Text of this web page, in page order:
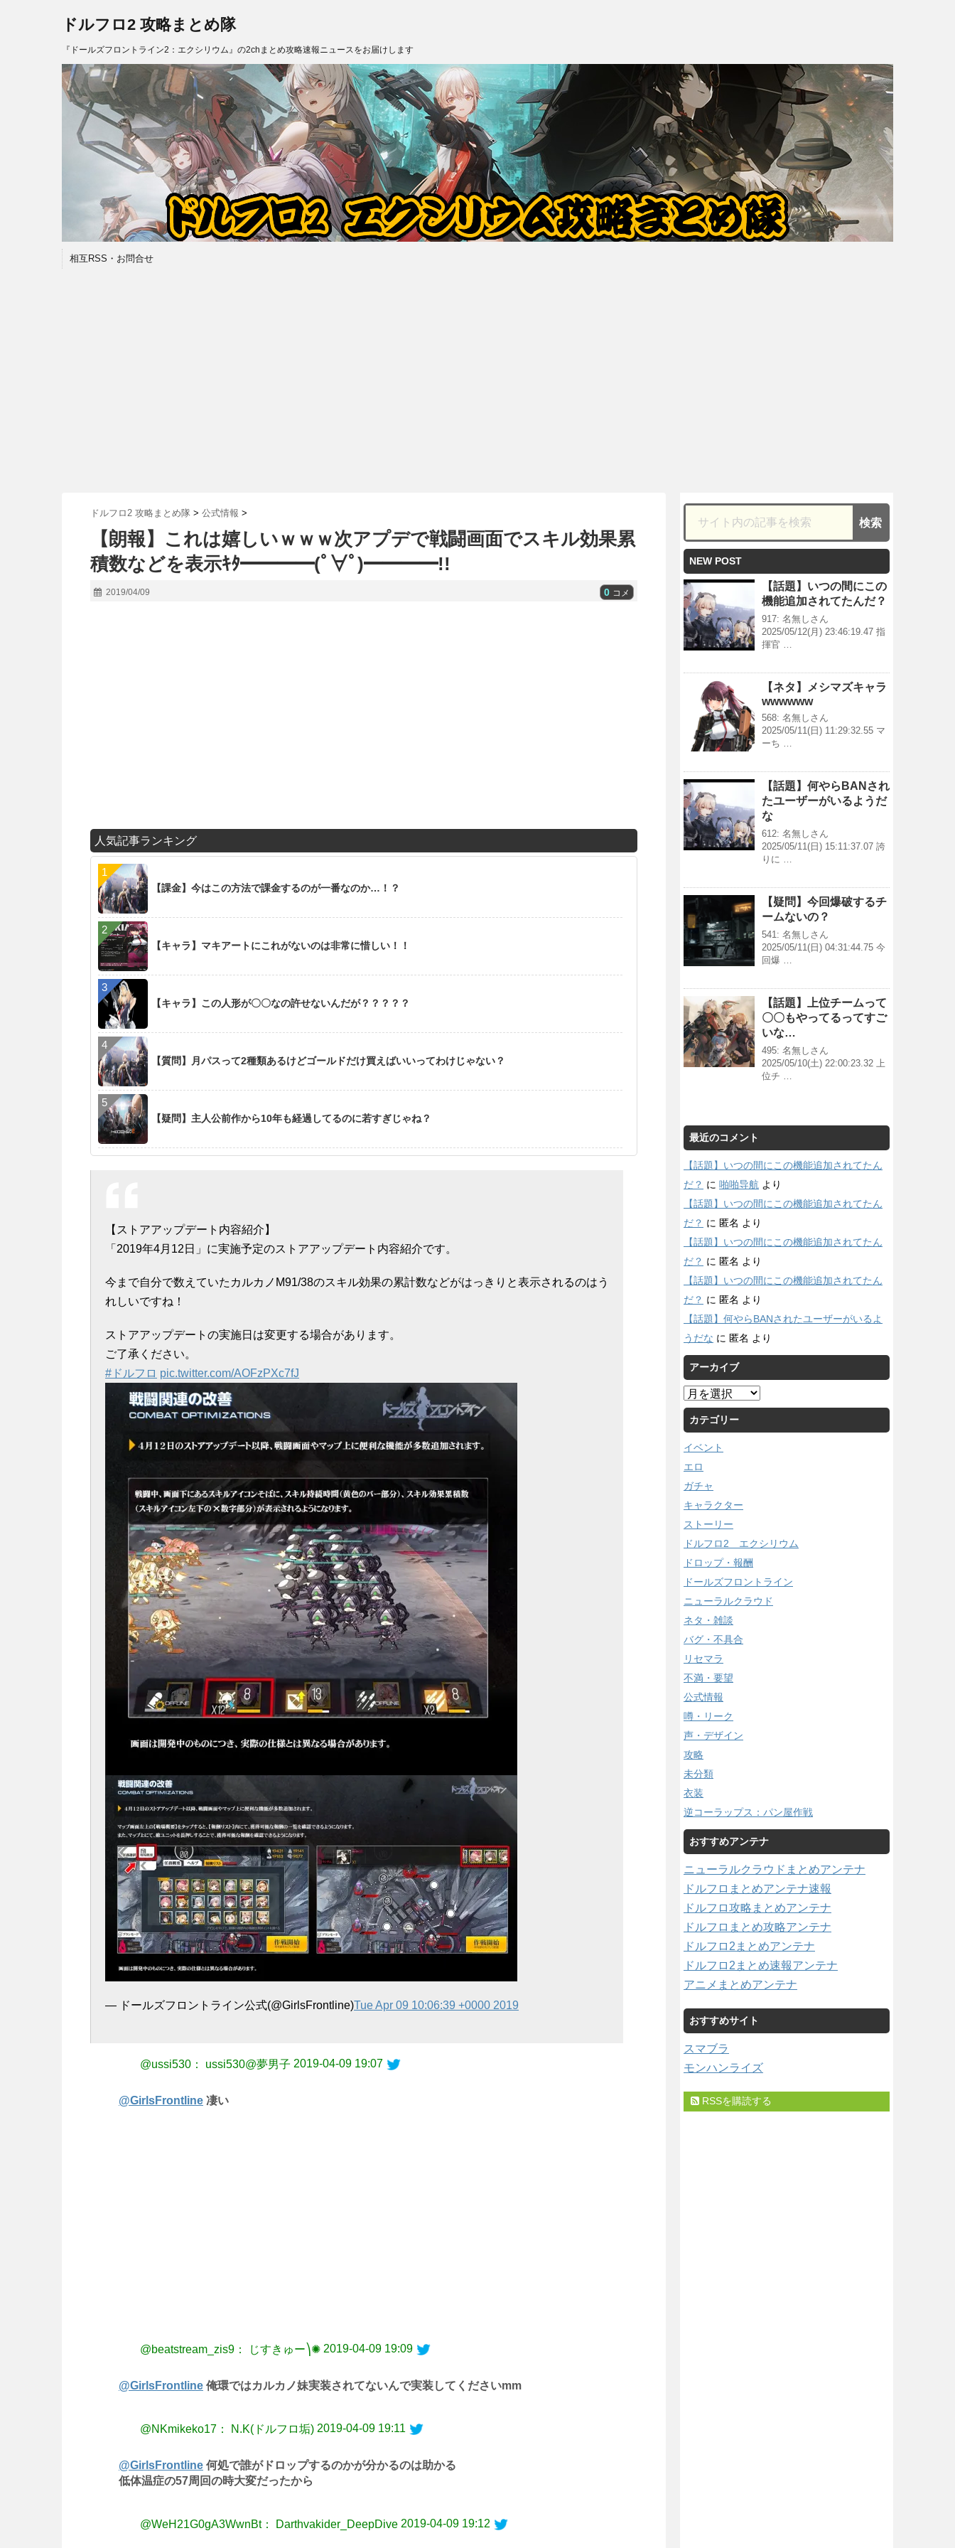
ドルフロ2 攻略まとめ隊
『ドールズフロントライン2：エクシリウム』の2chまとめ攻略速報ニュースをお届けします
相互RSS・お問合せ
ドルフロ2 攻略まとめ隊 > 公式情報 >
【朗報】これは嬉しいｗｗｗ次アプデで戦闘画面でスキル効果累
積数などを表示ｷﾀ━━━━(ﾟ∀ﾟ)━━━━!!
2019/04/09 0 コメ
人気記事ランキング
【課金】今はこの方法で課金するのが一番なのか…！？
【キャラ】マキアートにこれがないのは非常に惜しい！！
【キャラ】この人形が〇〇なの許せないんだが？？？？？
【質問】月パスって2種類あるけどゴールドだけ買えばいいってわけじゃない？
【疑問】主人公前作から10年も経過してるのに若すぎじゃね？
【ストアアップデート内容紹介】
「2019年4月12日」に実施予定のストアアップデート内容紹介です。
今まで自分で数えていたカルカノM91/38のスキル効果の累計数などがはっきりと表示されるのはう
れしいですね！
ストアアップデートの実施日は変更する場合があります。
ご了承ください。
#ドルフロ pic.twitter.com/AOFzPXc7fJ
— ドールズフロントライン公式(@GirlsFrontline)Tue Apr 09 10:06:39 +0000 2019
@ussi530： ussi530@夢男子 2019-04-09 19:07
@GirlsFrontline 凄い
@beatstream_zis9： じすきゅー⎞✺ 2019-04-09 19:09
@GirlsFrontline 俺環ではカルカノ妹実装されてないんで実装してくださいmm
@NKmikeko17： N.K(ドルフロ垢) 2019-04-09 19:11
@GirlsFrontline 何処で誰がドロップするのかが分かるのは助かる
低体温症の57周回の時大変だったから
@WeH21G0gA3WwnBt： Darthvakider_DeepDive 2019-04-09 19:12
NEW POST
【話題】いつの間にこの
機能追加されてたんだ？
917: 名無しさん
2025/05/12(月) 23:46:19.47 指
揮官 …
【ネタ】メシマズキャラ
wwwwww
568: 名無しさん
2025/05/11(日) 11:29:32.55 マ
ーち …
【話題】何やらBANされ
たユーザーがいるようだ
な
612: 名無しさん
2025/05/11(日) 15:11:37.07 誇
りに …
【疑問】今回爆破するチ
ームないの？
541: 名無しさん
2025/05/11(日) 04:31:44.75 今
回爆 …
【話題】上位チームって
〇〇もやってるってすご
いな…
495: 名無しさん
2025/05/10(土) 22:00:23.32 上
位チ …
最近のコメント
【話題】いつの間にこの機能追加されてたん
だ？ に 啪啪导航 より
【話題】いつの間にこの機能追加されてたん
だ？ に 匿名 より
【話題】いつの間にこの機能追加されてたん
だ？ に 匿名 より
【話題】いつの間にこの機能追加されてたん
だ？ に 匿名 より
【話題】何やらBANされたユーザーがいるよ
うだな に 匿名 より
アーカイブ
ア
ー
カ
イ
ブ
カテゴリー
イベント
エロ
ガチャ
キャラクター
ストーリー
ドルフロ2 エクシリウム
ドロップ・報酬
ドールズフロントライン
ニューラルクラウド
ネタ・雑談
バグ・不具合
リセマラ
不満・要望
公式情報
噂・リーク
声・デザイン
攻略
未分類
衣装
逆コーラップス：パン屋作戦
おすすめアンテナ
ニューラルクラウドまとめアンテナ
ドルフロまとめアンテナ速報
ドルフロ攻略まとめアンテナ
ドルフロまとめ攻略アンテナ
ドルフロ2まとめアンテナ
ドルフロ2まとめ速報アンテナ
アニメまとめアンテナ
おすすめサイト
スマブラ
モンハンライズ
RSSを購読する